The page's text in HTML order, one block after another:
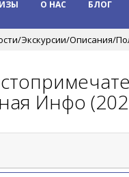
О НАС БЛОГ
Экскурсии/Описания/
Инфо